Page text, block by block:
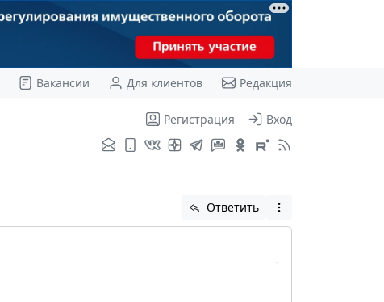
Вакансии Для клиентов Редакция
Регистрация Вход
Ответить